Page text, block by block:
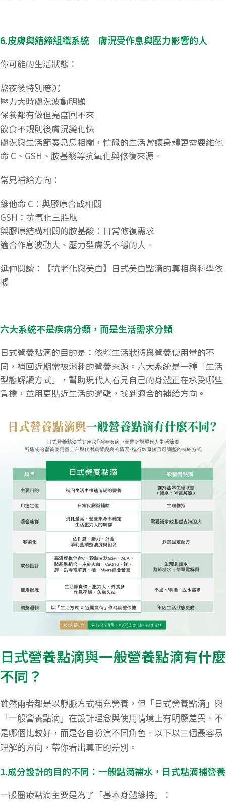
6.皮膚與結締組織系統｜膚況受作息與壓力影響的人
你可能的生活狀態：
熬夜後特別暗沉
壓力大時膚況波動明顯
保養都有做但亮度回不來
飲食不規則後膚況變化快
膚況與生活節奏息息相關，忙碌的生活常讓身體更需要維他
命 C、GSH、胺基酸等抗氧化與修復來源。
常見補給方向：
維他命 C：與膠原合成相關
GSH：抗氧化三胜肽
與膠原結構相關的胺基酸：日常修復需求
適合作息波動大、壓力型膚況不穩的人。
延伸閱讀：【抗老化與美白】日式美白點滴的真相與科學依
據
六大系統不是疾病分類，而是生活需求分類
日式營養點滴的目的是：依照生活狀態與營養使用量的不
同，補回近期常被消耗的營養來源。六大系統是一種「生活
型態解讀方式」，幫助現代人看見自己的身體正在承受哪些
負擔，並用更貼近生活的邏輯，找到適合的補給方向。
日式營養點滴與一般營養點滴有什麼
不同？
雖然兩者都是以靜脈方式補充營養，但「日式營養點滴」與
「一般營養點滴」在設計理念與使用情境上有明顯差異。不
是哪個比較好，而是各自扮演不同角色。以下以三個最容易
理解的方向，帶你看出真正的差別。
1.成分設計的目的不同：一般點滴補水，日式點滴補營養
一般醫療點滴主要是為了「基本身體維持」：